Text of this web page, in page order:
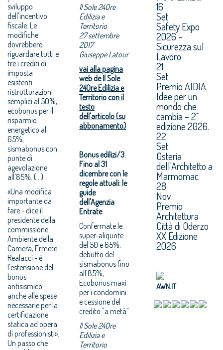
sviluppo
dell'incentivo
fiscale. Le
modifiche
dovrebbero
riguardare tutti e
tre i crediti di
imposta
esistenti:
ristrutturazioni
semplici al 50%,
ecobonus per il
risparmio
energetico al
65%,
sismabonus con
punte di
agevolazione
all'85%. (…)
«Una modifica
importante da
fare - dice il
presidente della
commissione
Ambiente della
Camera, Ermete
Realacci - è
l'estensione del
bonus
antisismico
anche alle spese
necessarie per la
certificazione
statica ad opera
di professionisti».
Un passo che
Il Sole 24Ore
Edilizia e
Territorio
27 settembre
2017
Giuseppe Latour
vai alla pagina
web de Il Sole
24Ore Edilizia e
Territorio con il
testo
dell'articolo (su
abbonamento)
Bonus edilizi/3.
Fino al 31
dicembre con le
regole attuali: le
guide
dell'Agenzia
Entrate
Confermate le
super-aliquote
del 50 e 65%,
debutto del
sismabonus fino
all'85%,
Ecobonus maxi
per i condomini
e cessione del
credito "a metà"
Il Sole 24Ore
Edilizia e
Territorio
16
Set
Safety Expo
2026 -
Sicurezza sul
Lavoro
21
Set
Premio AIDIA
Idee per un
mondo che
cambia – 2^
edizione 2026.
22
Set
Osteria
dell'Architetto a
Marmomac
28
Nov
Premio
Architettura
Città di Oderzo
XX Edizione
2026
AWN.IT